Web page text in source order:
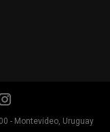
- Montevideo, Uruguay